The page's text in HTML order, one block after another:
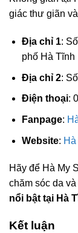
giác thư giãn
Địa chỉ 1:
phố Hà Tĩnh
Địa chỉ 2:
Điện thoại:
Fanpage:
Website:
Hãy để Hà My
chăm sóc da
nổi bật tại Hà
Kết luận